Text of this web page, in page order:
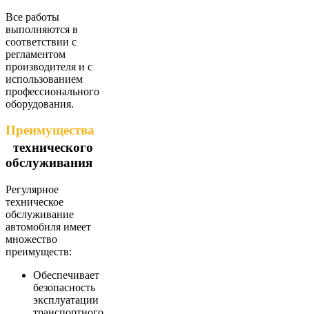
Все работы
выполняются в
соответствии с
регламентом
производителя и с
использованием
профессионального
оборудования.
Преимущества
технического
обслуживания
Регулярное
техническое
обслуживание
автомобиля имеет
множество
преимуществ:
Обеспечивает
безопасность
эксплуатации